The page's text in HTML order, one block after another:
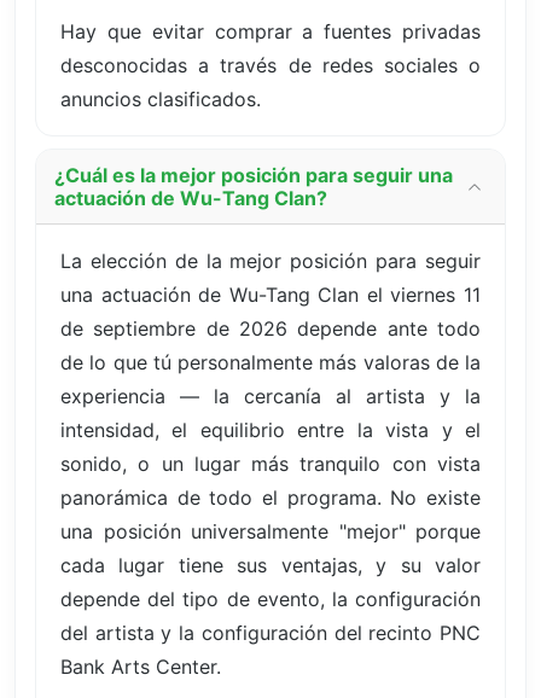
Hay que evitar comprar a fuentes privadas
desconocidas a través de redes sociales o
anuncios clasificados.
¿Cuál es la mejor posición para seguir una
actuación de Wu-Tang Clan?
La elección de la mejor posición para seguir
una actuación de Wu-Tang Clan el viernes 11
de septiembre de 2026 depende ante todo
de lo que tú personalmente más valoras de la
experiencia — la cercanía al artista y la
intensidad, el equilibrio entre la vista y el
sonido, o un lugar más tranquilo con vista
panorámica de todo el programa. No existe
una posición universalmente "mejor" porque
cada lugar tiene sus ventajas, y su valor
depende del tipo de evento, la configuración
del artista y la configuración del recinto PNC
Bank Arts Center.